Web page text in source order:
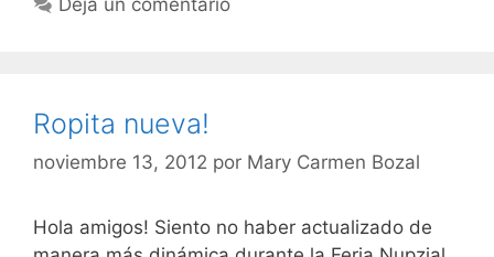
Ropita nueva!
noviembre 13, 2012 por Mary Carmen Bozal
Hola amigos! Siento no haber actualizado de